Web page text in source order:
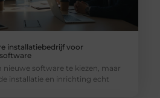
installatiebedrijf voor
nieuwe software te kiezen, maar
installatie en inrichting echt